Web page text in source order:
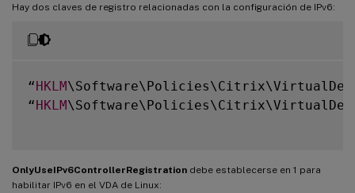
Hay dos claves de registro relacionadas con la configuración de IPv6:
“HKLM
“HKLM
OnlyUseIPv6ControllerRegistration debe establecerse en 1 para
habilitar IPv6 en el VDA de Linux: